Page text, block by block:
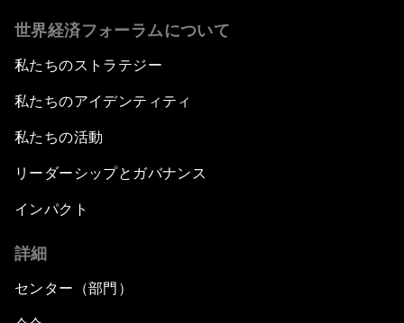
Fast-Tracking Economic Unification
Africa Social Entrepreneurs of the Year Award
Ceremony
Famine Crisis
世界経済フォーラムについて
私たちのストラテジー
私たちのアイデンティティ
私たちの活動
リーダーシップとガバナンス
インパクト
詳細
センター（部門）